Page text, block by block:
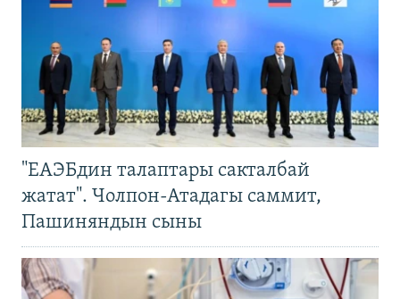
"ЕАЭБдин талаптары сакталбай
жатат". Чолпон-Атадагы саммит,
Пашиняндын сыны